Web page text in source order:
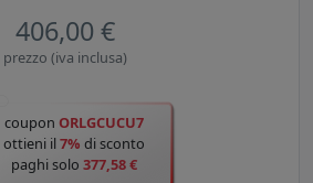
406,00 €
prezzo (iva inclusa)
coupon ORLGCUCU7
ottieni il7% di sconto
paghi solo 377,58 €